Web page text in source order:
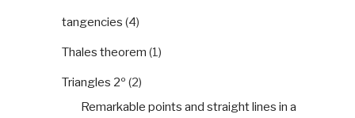
tangencies (4)
Thales theorem (1)
Triangles 2º (2)
Remarkable points and straight lines in a